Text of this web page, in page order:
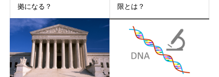
拠になる？
限とは？